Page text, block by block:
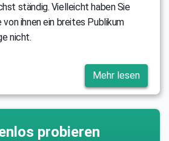
ständig. Vielleicht haben Sie
ihnen ein breites Publikum
nicht.
Mehr lesen
probieren